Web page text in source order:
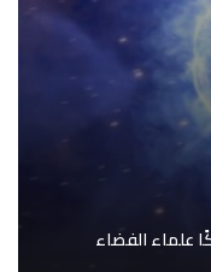
علماء الفضاء